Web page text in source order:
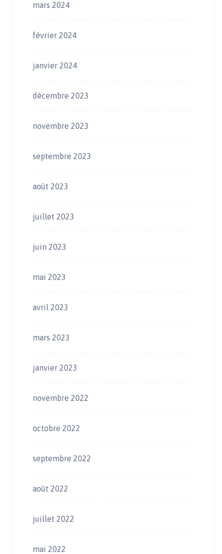
mars 2024
février 2024
janvier 2024
décembre 2023
novembre 2023
septembre 2023
août 2023
juillet 2023
juin 2023
mai 2023
avril 2023
mars 2023
janvier 2023
novembre 2022
octobre 2022
septembre 2022
août 2022
juillet 2022
mai 2022